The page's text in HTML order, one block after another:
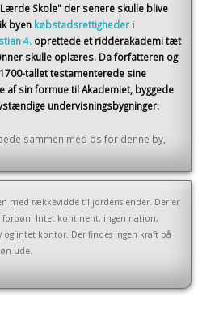
Skole" der senere skulle blive
byen købstadsrettigheder i
4. oprettede et ridderakademi tæt
skulle oplæres. Da forfatteren og
tallet testamenterede sine
af sin formue til Akademiet, byggede
undervisningsbygninger.
sammen med os for denne by,
med rækkevidde til jordens ender. Der er
forbøn. Intet kontinent, ingen nation,
og intet kontor. Der findes ingen kraft på
ude.